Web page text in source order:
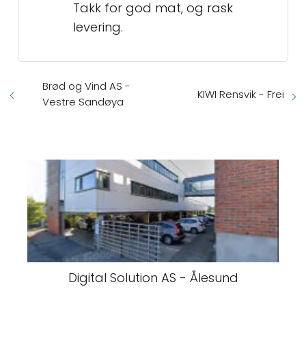
Takk for god mat, og rask
levering.
Brød og Vind AS -
Vestre Sandøya
KIWI Rensvik - Frei
Digital Solution AS - Ålesund